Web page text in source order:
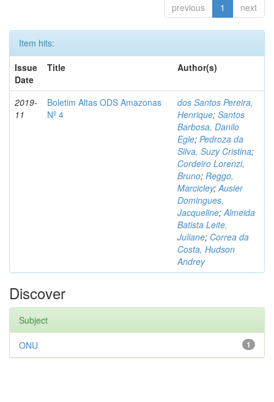
previous 1 next
Item hits:
Issue
Date
Title Author(s)
2019-
11
Boletim Altas ODS Amazonas
Nº 4
dos Santos Pereira,
Henrique; Santos
Barbosa, Danilo
Egle; Pedroza da
Silva, Suzy Cristina;
Cordeiro Lorenzi,
Bruno; Reggo,
Marcicley;Ausier
Domingues,
Jacqueline;Almeida
Batista Leite,
Juliane; Correa da
Costa, Hudson
Andrey
Discover
Subject
1
ONU